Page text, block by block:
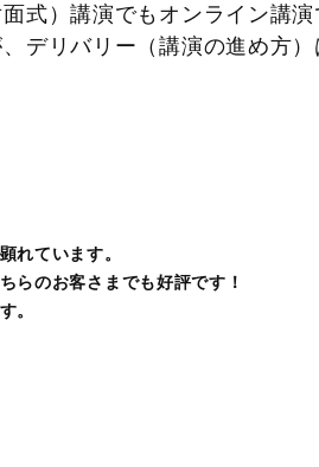
式）講演でもオンライン講
デリバリー（講演の進め方
れています。
らのお客さまでも好評です！
。